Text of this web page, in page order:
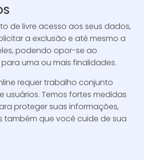
de livre acesso aos seus dados,
a exclusão e até mesmo a
podendo opor-se ao
uma ou mais finalidades.
requer trabalho conjunto
usuários. Temos fortes medidas
proteger suas informações,
também que você cuide de sua